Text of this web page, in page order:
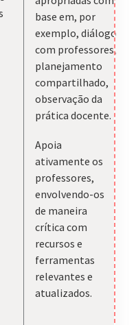
base em, por
exemplo, diálogo
com professores,
planejamento
compartilhado,
observação da
prática docente.
Apoia
ativamente os
professores,
envolvendo-os
de maneira
crítica com
recursos e
ferramentas
relevantes e
atualizados.